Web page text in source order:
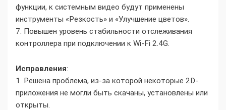
функции, к системным видео будут применены
инструменты «Резкость» и «Улучшение цветов».
7. Повышен уровень стабильности отслеживания
контроллера при подключении к Wi-Fi 2.4G.
Исправления:
1. Решена проблема, из-за которой некоторые 2D-
приложения не могли быть скачаны, установлены или
открыты.